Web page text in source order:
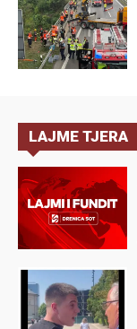
LAJME TJERA